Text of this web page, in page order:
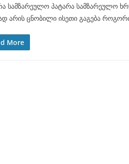
სამზარეულო პატარა სამზარეულო
არის ცნობილი ისეთი გაგება
More